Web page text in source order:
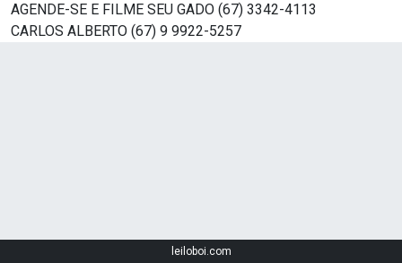
AGENDE-SE E FILME SEU GADO (67) 3342-4113
CARLOS ALBERTO (67) 9 9922-5257
leiloboi.com